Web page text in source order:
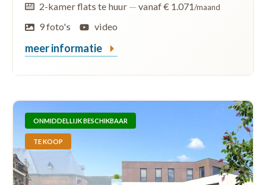
2-kamer flats te huur — vanaf € 1.071/maand
9 foto's video
meer informatie
ONMIDDELLIJK BESCHIKBAAR
TE KOOP